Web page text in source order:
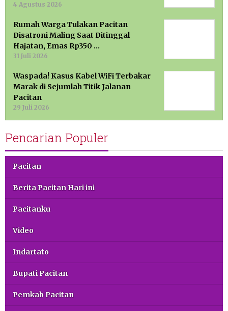
4 Agustus 2026
Rumah Warga Tulakan Pacitan
Disatroni Maling Saat Ditinggal
Hajatan, Emas Rp350 …
31 Juli 2026
Waspada! Kasus Kabel WiFi Terbakar
Marak di Sejumlah Titik Jalanan
Pacitan
29 Juli 2026
Pencarian Populer
Pacitan
Berita Pacitan Hari ini
Pacitanku
Video
Indartato
Bupati Pacitan
Pemkab Pacitan